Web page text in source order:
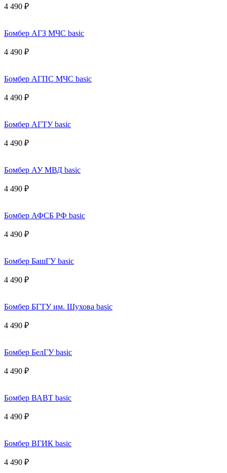
4 490 ₽
Бомбер АГЗ МЧС basic
4 490 ₽
Бомбер АГПС МЧС basic
4 490 ₽
Бомбер АГТУ basic
4 490 ₽
Бомбер АУ МВД basic
4 490 ₽
Бомбер АФСБ РФ basic
4 490 ₽
Бомбер БашГУ basic
4 490 ₽
Бомбер БГТУ им. Шухова basic
4 490 ₽
Бомбер БелГУ basic
4 490 ₽
Бомбер ВАВТ basic
4 490 ₽
Бомбер ВГИК basic
4 490 ₽